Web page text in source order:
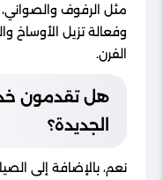
مثل الرفوف
وفعالة تزيل الأوساخ
الفرن.
هل تقدمون
الجديدة؟
نعم، بالإضافة إلى